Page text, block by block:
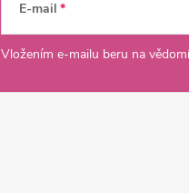
E-mail
Vložením e-mailu beru na